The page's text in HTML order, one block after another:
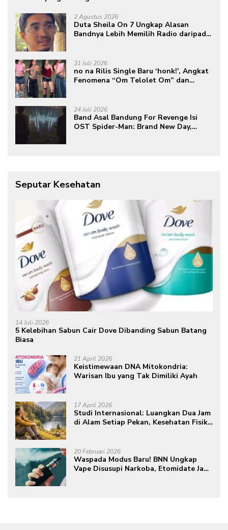
2 Agustus 2026
Duta Sheila On 7 Ungkap Alasan
Bandnya Lebih Memilih Radio daripada
31 Juli 2026
no na Rilis Single Baru ‘honk!’, Angkat
Fenomena “Om Telolet Om” dan
24 Juli 2026
Band Asal Bandung For Revenge Isi
OST Spider-Man: Brand New Day,
Seputar Kesehatan
14 Juli 2026
5 Kelebihan Sabun Cair Dove Dibanding Sabun Batang
Biasa
21 April 2026
Keistimewaan DNA Mitokondria:
Warisan Ibu yang Tak Dimiliki Ayah
17 April 2026
Studi Internasional: Luangkan Dua Jam
di Alam Setiap Pekan, Kesehatan Fisik
20 Februari 2026
Waspada Modus Baru! BNN Ungkap
Vape Disusupi Narkoba, Etomidate Jadi